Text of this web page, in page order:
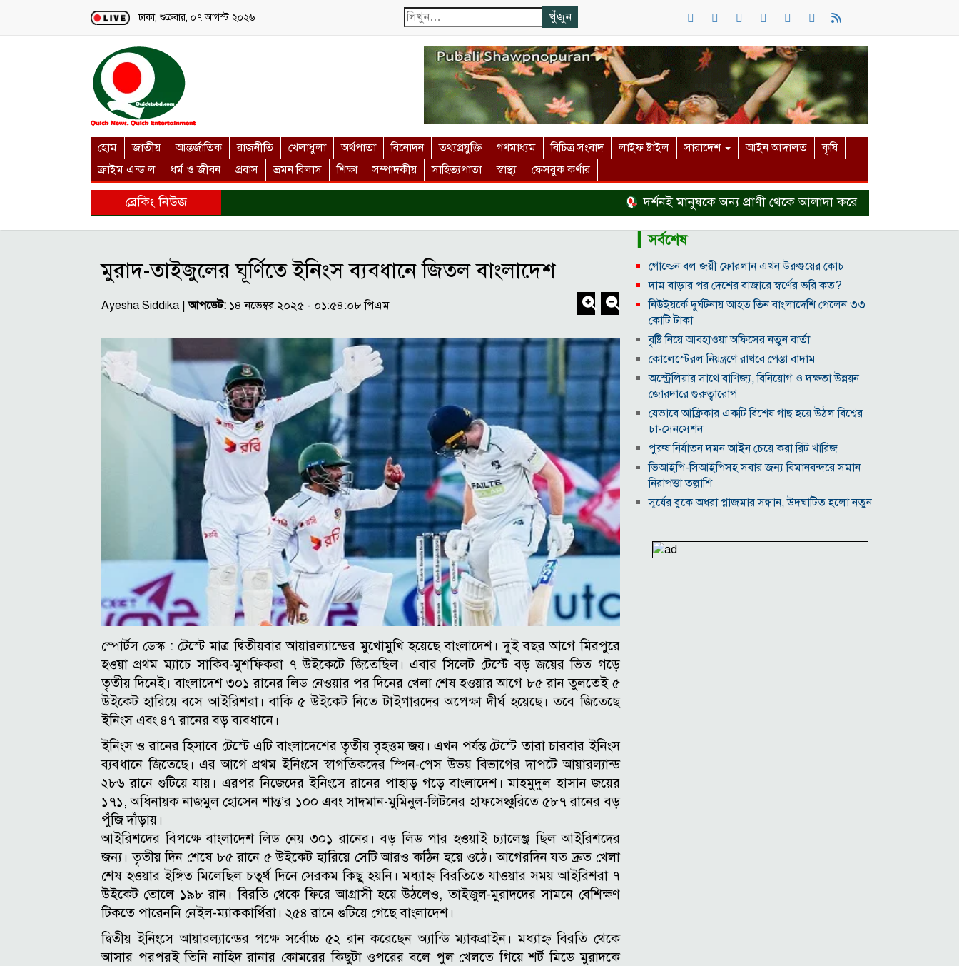
Loading...
ঢাকা, শুক্রবার, ০৭ আগস্ট ২০২৬
হোম জাতীয় আন্তর্জাতিক রাজনীতি খেলাধুলা অর্থপাতা বিনোদন তথ্যপ্রযুক্তি গণমাধ্যম বিচিত্র সংবাদ লাইফ ষ্টাইল সারাদেশ আইন আদালত
কৃষি
ক্রাইম এন্ড ল
ধর্ম ও জীবন প্রবাস ভ্রমন বিলাস শিক্ষা সম্পাদকীয় সাহিত্যপাতা স্বাস্থ্য ফেসবুক কর্ণার
ব্রেকিং নিউজ দর্শনই মানুষকে অন্য প্রাণী থেকে আলাদা করে হত্যা মামলা থেকে
মুরাদ-তাইজুলের ঘূর্ণিতে ইনিংস ব্যবধানে জিতল বাংলাদেশ
Ayesha Siddika |আপডেট: ১৪ নভেম্বর ২০২৫ - ০১:৫৪:০৮ পিএম
স্পোর্টস ডেস্ক : টেস্টে মাত্র দ্বিতীয়বার আয়ারল্যান্ডের মুখোমুখি হয়েছে বাংলাদেশ। দুই বছর আগে মিরপুরে
হওয়া প্রথম ম্যাচে সাকিব-মুশফিকরা ৭ উইকেটে জিতেছিল। এবার সিলেট টেস্টে বড় জয়ের ভিত গড়ে
তৃতীয় দিনেই। বাংলাদেশ ৩০১ রানের লিড নেওয়ার পর দিনের খেলা শেষ হওয়ার আগে ৮৫ রান তুলতেই ৫
উইকেট হারিয়ে বসে আইরিশরা। বাকি ৫ উইকেট নিতে টাইগারদের অপেক্ষা দীর্ঘ হয়েছে। তবে জিতেছে
ইনিংস এবং ৪৭ রানের বড় ব্যবধানে।
ইনিংস ও রানের হিসাবে টেস্টে এটি বাংলাদেশের তৃতীয় বৃহত্তম জয়। এখন পর্যন্ত টেস্টে তারা চারবার ইনিংস
ব্যবধানে জিতেছে। এর আগে প্রথম ইনিংসে স্বাগতিকদের স্পিন-পেস উভয় বিভাগের দাপটে আয়ারল্যান্ড
২৮৬ রানে গুটিয়ে যায়। এরপর নিজেদের ইনিংসে রানের পাহাড় গড়ে বাংলাদেশ। মাহমুদুল হাসান জয়ের
১৭১, অধিনায়ক নাজমুল হোসেন শান্ত’র ১০০ এবং সাদমান-মুমিনুল-লিটনের হাফসেঞ্চুরিতে ৫৮৭ রানের বড়
পুঁজি দাঁড়ায়।
আইরিশদের বিপক্ষে বাংলাদেশ লিড নেয় ৩০১ রানের। বড় লিড পার হওয়াই চ্যালেঞ্জ ছিল আইরিশদের
জন্য। তৃতীয় দিন শেষে ৮৫ রানে ৫ উইকেট হারিয়ে সেটি আরও কঠিন হয়ে ওঠে। আগেরদিন যত দ্রুত খেলা
শেষ হওয়ার ইঙ্গিত মিলেছিল চতুর্থ দিনে সেরকম কিছু হয়নি। মধ্যাহ্ন বিরতিতে যাওয়ার সময় আইরিশরা ৭
উইকেট তোলে ১৯৮ রান। বিরতি থেকে ফিরে আগ্রাসী হয়ে উঠলেও, তাইজুল-মুরাদদের সামনে বেশিক্ষণ
টিকতে পারেননি নেইল-ম্যাককার্থিরা। ২৫৪ রানে গুটিয়ে গেছে বাংলাদেশ।
দ্বিতীয় ইনিংসে আয়ারল্যান্ডের পক্ষে সর্বোচ্চ ৫২ রান করেছেন অ্যান্ডি ম্যাকব্রাইন। মধ্যাহ্ন বিরতি থেকে
আসার পরপরই তিনি নাহিদ রানার কোমরের কিছুটা ওপরের বলে পুল খেলতে গিয়ে শর্ট মিডে মুরাদকে
▎সর্বশেষ
গোল্ডেন বল জয়ী ফোরলান এখন উরুগুয়ের কোচ
দাম বাড়ার পর দেশের বাজারে স্বর্ণের ভরি কত?
নিউইয়র্কে দুর্ঘটনায় আহত তিন বাংলাদেশি পেলেন ৩৩
কোটি টাকা
বৃষ্টি নিয়ে আবহাওয়া অফিসের নতুন বার্তা
কোলেস্টেরল নিয়ন্ত্রণে রাখবে পেস্তা বাদাম
অস্ট্রেলিয়ার সাথে বাণিজ্য, বিনিয়োগ ও দক্ষতা উন্নয়ন
জোরদারে গুরুত্বারোপ
যেভাবে আফ্রিকার একটি বিশেষ গাছ হয়ে উঠল বিশ্বের
চা-সেনসেশন
পুরুষ নির্যাতন দমন আইন চেয়ে করা রিট খারিজ
ভিআইপি-সিআইপিসহ সবার জন্য বিমানবন্দরে সমান
নিরাপত্তা তল্লাশি
সূর্যের বুকে অধরা প্লাজমার সন্ধান, উদ্ঘাটিত হলো নতুন
উপমহাদেশের প্রভাবশালী ১০ সুফি সাধক
প্রতারণা মামলায় সালমান খানকে আদালতে তলব